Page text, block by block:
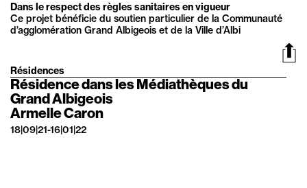
Dans le respect des règles sanitaires en vigueur
Ce projet bénéficie du soutien particulier de la Communauté
d’agglomération Grand Albigeois et de la Ville d’Albi
Résidences
Résidence dans les Médiathèques du
Grand Albigeois
Armelle Caron
18|09|21-16|01|22